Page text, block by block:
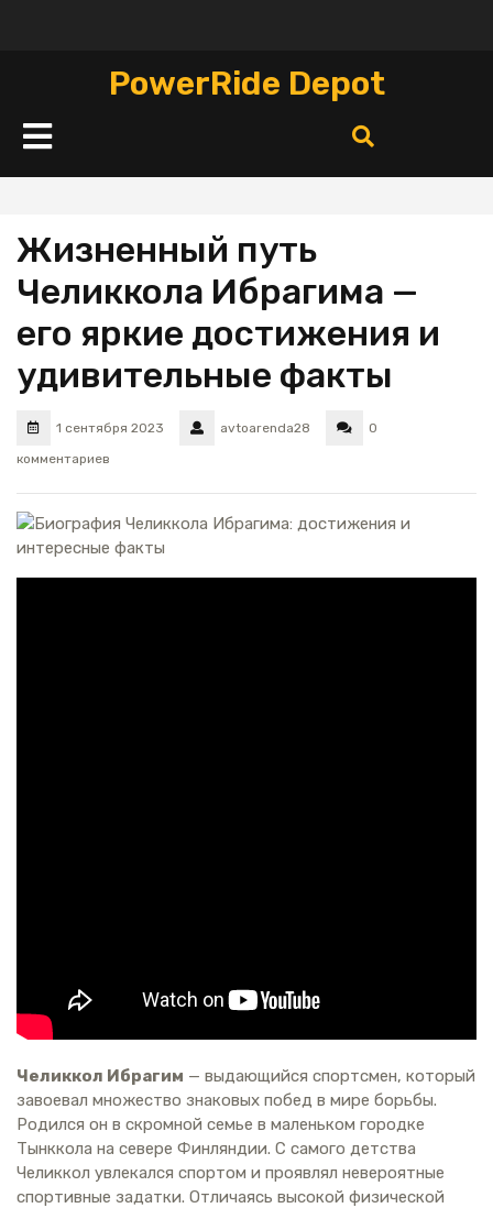
PowerRide Depot
Кнопка
Открыть
Жизненный путь
Челиккола Ибрагима —
его яркие достижения и
удивительные факты
1 сентября 2023 avtoarenda28
0
комментариев
Челиккол Ибрагим — выдающийся спортсмен, который
завоевал множество знаковых побед в мире борьбы.
Родился он в скромной семье в маленьком городке
Тынккола на севере Финляндии. С самого детства
Челиккол увлекался спортом и проявлял невероятные
спортивные задатки. Отличаясь высокой физической